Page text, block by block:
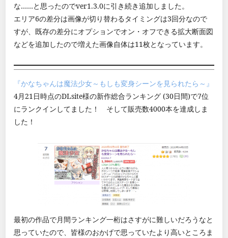
な……と思ったのでver1.3.0に引き続き追加しました。
エリア6の差分は画像が切り替わるタイミングは3回分なので
すが、既存の差分にオプションでオン・オフできる拡大断面図
などを追加したので増えた画像自体は11枚となっています。
『かなちゃんは魔法少女～もしも変身シーンを見られたら～』
4月21日時点のDLsite様の新作総合ランキング (30日間)で7位
にランクインしてました！ そして販売数4000本を達成しま
した！
最初の作品で月間ランキング一桁はさすがに難しいだろうなと
思っていたので、皆様のおかげで思っていたより高いところま